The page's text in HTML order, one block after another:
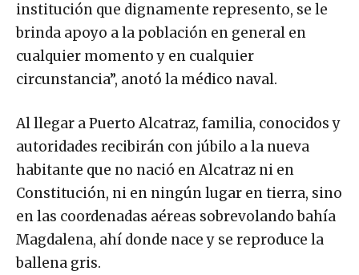
institución que dignamente represento, se le
brinda apoyo a la población en general en
cualquier momento y en cualquier
circunstancia”, anotó la médico naval.
Al llegar a Puerto Alcatraz, familia, conocidos y
autoridades recibirán con júbilo a la nueva
habitante que no nació en Alcatraz ni en
Constitución, ni en ningún lugar en tierra, sino
en las coordenadas aéreas sobrevolando bahía
Magdalena, ahí donde nace y se reproduce la
ballena gris.